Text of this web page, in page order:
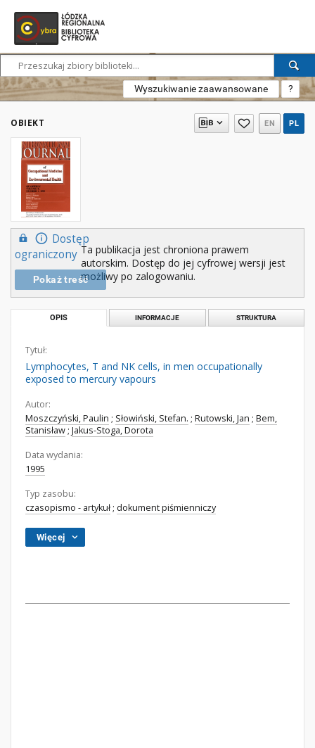
Wyszukiwanie zaawansowane ?
OBIEKT EN PL
Dostęp
ograniczony
Pokaż treść
Ta publikacja jest chroniona prawem
autorskim. Dostęp do jej cyfrowej wersji jest
możliwy po zalogowaniu.
OPIS INFORMACJE STRUKTURA
Tytuł:
Lymphocytes, T and NK cells, in men occupationally
exposed to mercury vapours
Autor:
Moszczyński, Paulin ; Słowiński, Stefan. ; Rutowski, Jan ; Bem,
Stanisław ; Jakus-Stoga, Dorota
Data wydania:
1995
Typ zasobu:
czasopismo - artykuł ; dokument piśmienniczy
Więcej